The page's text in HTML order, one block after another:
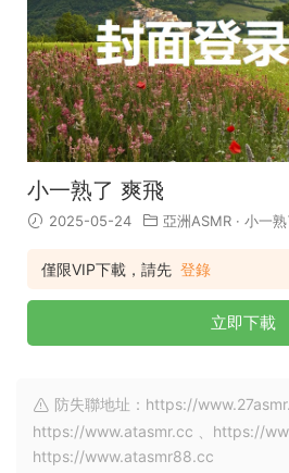
小一熟了 爽飛
2025-05-24 亞洲ASMR · 小一熟
僅限VIP下載，請先 登錄
立即下載
防失聯地址：https://
https://www.atasmr.cc 、https://
https://www.atasmr88.cc